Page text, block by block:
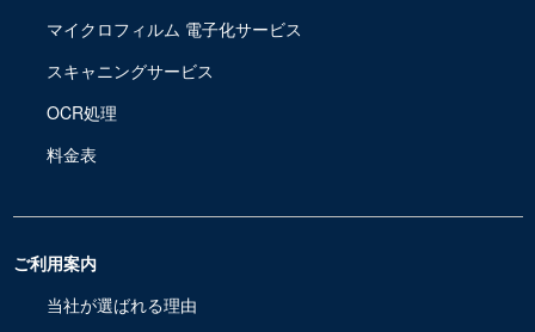
マイクロフィルム 電子化サービス
スキャニングサービス
OCR処理
料金表
ご利用案内
当社が選ばれる理由